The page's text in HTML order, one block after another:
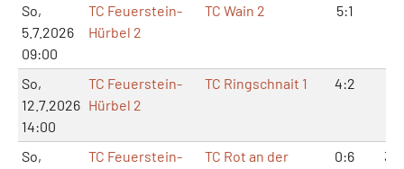
So,
5.7.2026
09:00
TC Feuerstein-
Hürbel 2
TC Wain 2 5:1
So,
12.7.2026
14:00
TC Feuerstein-
Hürbel 2
TC Ringschnait 1 4:2
So,
TC Feuerstein-
TC Rot an der
0:6